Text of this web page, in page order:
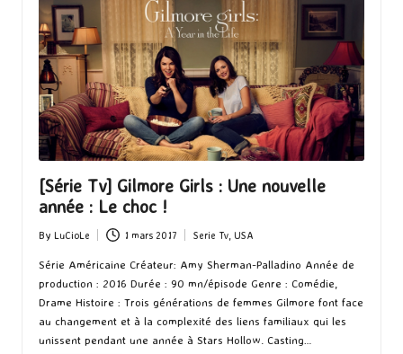
[Série Tv] Gilmore Girls : Une nouvelle
année : Le choc !
Posted
by
By LuCioLe 1 mars 2017
Posted
in
Serie Tv, USA
Série Américaine Créateur: Amy Sherman-Palladino Année de
production : 2016 Durée : 90 mn/épisode Genre : Comédie,
Drame Histoire : Trois générations de femmes Gilmore font face
au changement et à la complexité des liens familiaux qui les
unissent pendant une année à Stars Hollow. Casting…